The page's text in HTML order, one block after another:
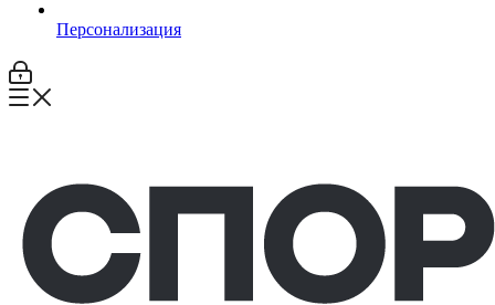
Персонализация